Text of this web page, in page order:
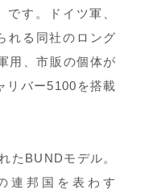
す。ドイツ軍、
れる同社のロング
用、市販の個体が
リバー5100を搭載
たBUNDモデル。
連邦国を表わす